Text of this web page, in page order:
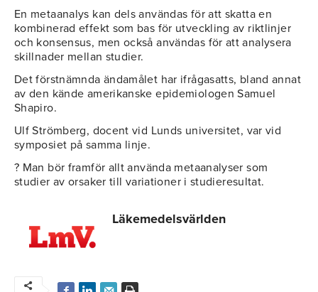
En metaanalys kan dels användas för att skatta en
kombinerad effekt som bas för utveckling av riktlinjer
och konsensus, men också användas för att analysera
skillnader mellan studier.
Det förstnämnda ändamålet har ifrågasatts, bland annat
av den kände amerikanske epidemiologen Samuel
Shapiro.
Ulf Strömberg, docent vid Lunds universitet, var vid
symposiet på samma linje.
? Man bör framför allt använda metaanalyser som
studier av orsaker till variationer i studieresultat.
Läkemedelsvärlden